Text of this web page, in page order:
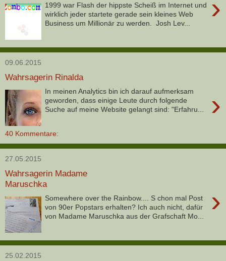
›
1999 war Flash der hippste Scheiß im Internet und
wirklich jeder startete gerade sein kleines Web
Business um Millionär zu werden. Josh Lev...
09.06.2015
Wahrsagerin Rinalda
›
In meinen Analytics bin ich darauf aufmerksam
geworden, dass einige Leute durch folgende
Suche auf meine Website gelangt sind: "Erfahru...
40 Kommentare:
27.05.2015
Wahrsagerin Madame
Maruschka
›
Somewhere over the Rainbow.... S chon mal Post
von 90er Popstars erhalten? Ich auch nicht, dafür
von Madame Maruschka aus der Grafschaft Mo...
25.02.2015